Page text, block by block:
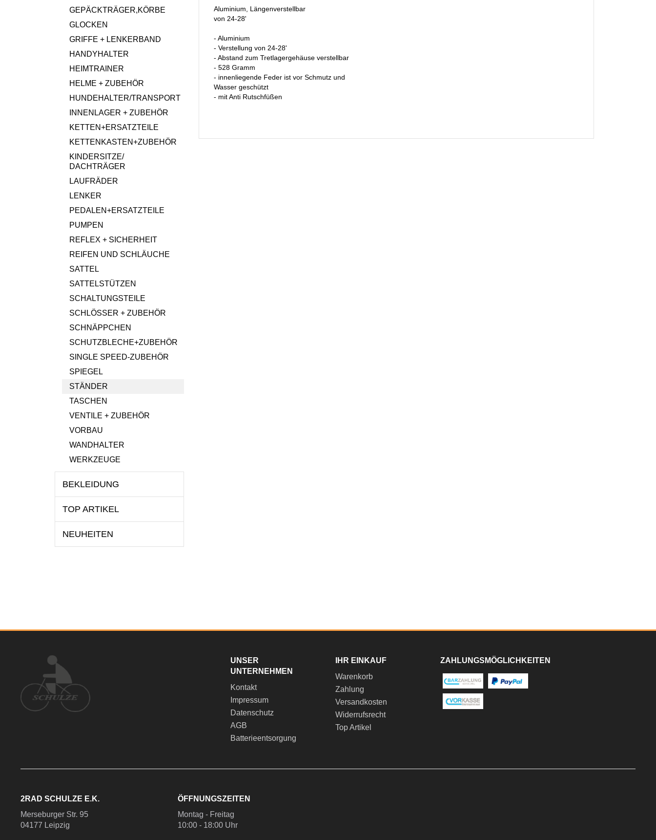
GEPÄCKTRÄGER,KÖRBE
GLOCKEN
GRIFFE + LENKERBAND
HANDYHALTER
HEIMTRAINER
HELME + ZUBEHÖR
HUNDEHALTER/TRANSPORT
INNENLAGER + ZUBEHÖR
KETTEN+ERSATZTEILE
KETTENKASTEN+ZUBEHÖR
KINDERSITZE/
DACHTRÄGER
LAUFRÄDER
LENKER
PEDALEN+ERSATZTEILE
PUMPEN
REFLEX + SICHERHEIT
REIFEN UND SCHLÄUCHE
SATTEL
SATTELSTÜTZEN
SCHALTUNGSTEILE
SCHLÖSSER + ZUBEHÖR
SCHNÄPPCHEN
SCHUTZBLECHE+ZUBEHÖR
SINGLE SPEED-ZUBEHÖR
SPIEGEL
STÄNDER
TASCHEN
VENTILE + ZUBEHÖR
VORBAU
WANDHALTER
WERKZEUGE
BEKLEIDUNG
TOP ARTIKEL
NEUHEITEN
Aluminium, Längenverstellbar
von 24-28'
- Aluminium
- Verstellung von 24-28'
- Abstand zum Tretlagergehäuse verstellbar
- 528 Gramm
- innenliegende Feder ist vor Schmutz und
Wasser geschützt
- mit Anti Rutschfüßen
UNSER
UNTERNEHMEN
Kontakt
Impressum
Datenschutz
AGB
Batterieentsorgung
IHR EINKAUF
Warenkorb
Zahlung
Versandkosten
Widerrufsrecht
Top Artikel
ZAHLUNGSMÖGLICHKEITEN
2RAD SCHULZE E.K.
Merseburger Str. 95
04177 Leipzig
ÖFFNUNGSZEITEN
Montag - Freitag
10:00 - 18:00 Uhr